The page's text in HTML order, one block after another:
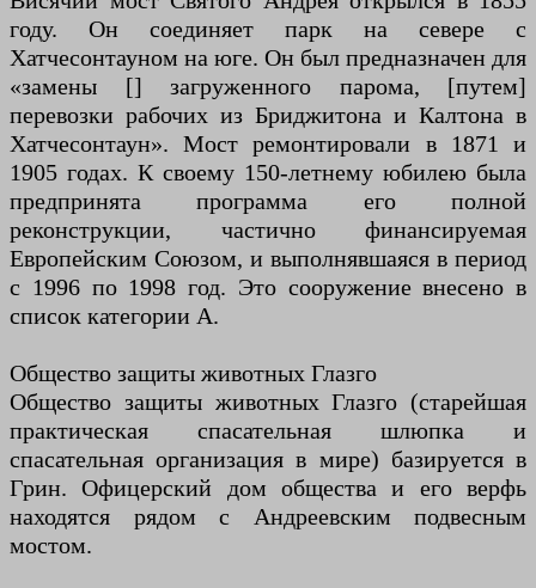
году. Он соединяет парк на севере с
Хатчесонтауном на юге. Он был предназначен для
«замены [] загруженного парома, [путем]
перевозки рабочих из Бриджитона и Калтона в
Хатчесонтаун». Мост ремонтировали в 1871 и
1905 годах. К своему 150-летнему юбилею была
предпринята программа его полной
реконструкции, частично финансируемая
Европейским Союзом, и выполнявшаяся в период
с 1996 по 1998 год. Это сооружение внесено в
список категории А.
Общество защиты животных Глазго
Общество защиты животных Глазго (старейшая
практическая спасательная шлюпка и
спасательная организация в мире) базируется в
Грин. Офицерский дом общества и его верфь
находятся рядом с Андреевским подвесным
мостом.